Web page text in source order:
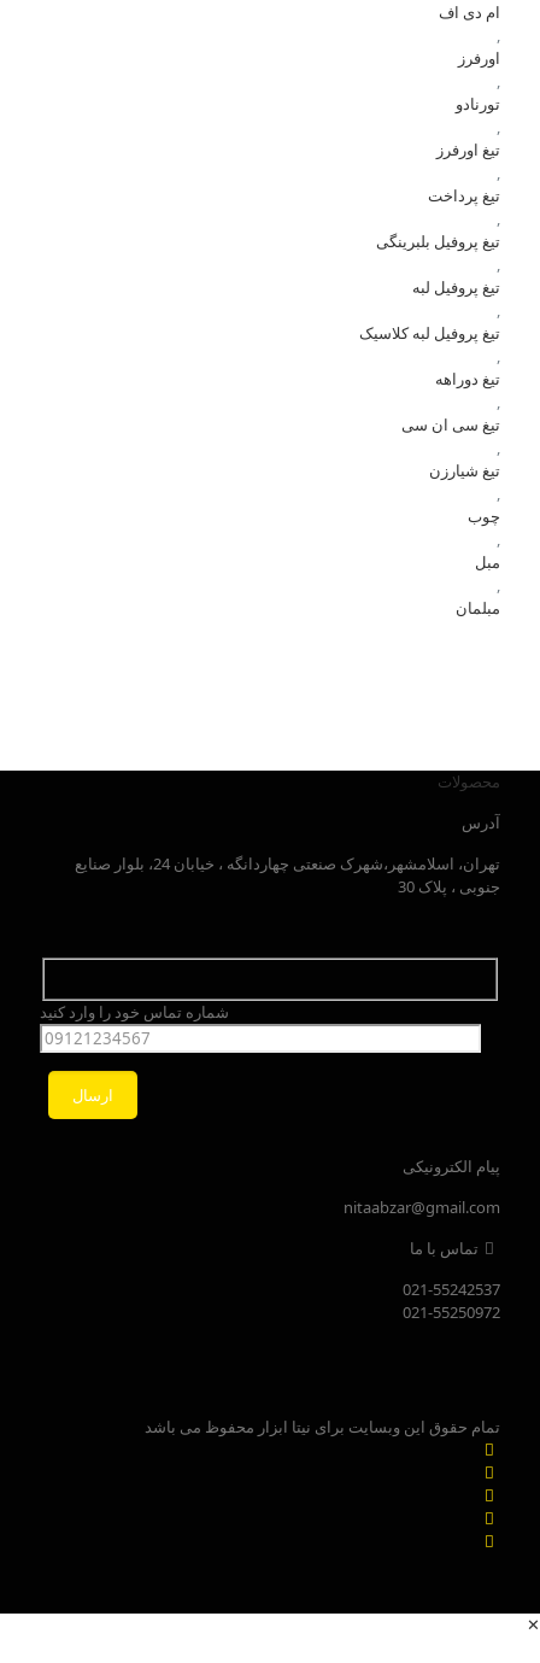
ام دی اف
,
اورفرز
,
تورنادو
,
تیغ اورفرز
,
تیغ پرداخت
,
تیغ پروفیل بلبرینگی
,
تیغ پروفیل لبه
,
تیغ پروفیل لبه کلاسیک
,
تیغ دوراهه
,
تیغ سی ان سی
,
تیغ شیارزن
,
چوب
,
مبل
,
مبلمان
محصولات
آدرس
تهران، اسلامشهر،شهرک صنعتی چهاردانگه ، خیابان 24، بلوار صنایع
جنوبی ، پلاک 30
شماره تماس خود را وارد کنید
پیام الکترونیکی
nitaabzar@gmail.com
تماس با ما
021-55242537
021-55250972
تمام حقوق این وبسایت برای نیتا ابزار محفوظ می باشد
✕